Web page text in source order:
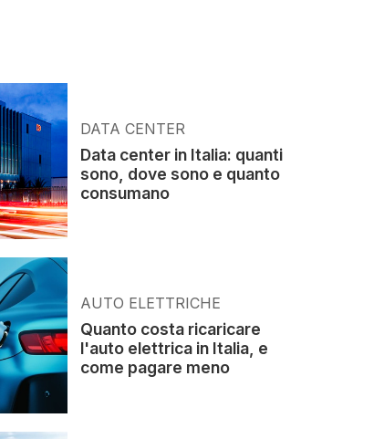
DATA CENTER
Data center in Italia: quanti
sono, dove sono e quanto
consumano
AUTO ELETTRICHE
Quanto costa ricaricare
l'auto elettrica in Italia, e
come pagare meno